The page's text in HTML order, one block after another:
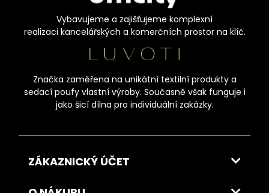
Vybavujeme a zajišťujeme komplexní
realizaci kancelářských a komerčních prostor na klíč.
Značka zaměřena na unikátní textilní produkty a
sedací poufy vlastní výroby. Současně však funguje i
jako šicí dílna pro individuální zakázky.
ZÁKAZNICKÝ ÚČET